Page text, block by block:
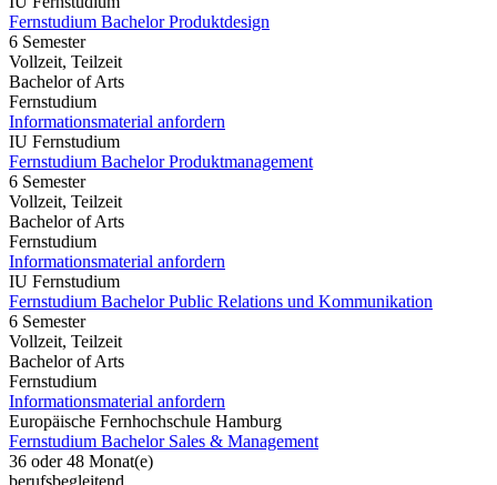
Fernstudium Bachelor Produktdesign
6 Semester
Vollzeit, Teilzeit
Bachelor of Arts
Fernstudium
Informationsmaterial anfordern
IU Fernstudium
Fernstudium Bachelor Produktmanagement
6 Semester
Vollzeit, Teilzeit
Bachelor of Arts
Fernstudium
Informationsmaterial anfordern
IU Fernstudium
Fernstudium Bachelor Public Relations und Kommunikation
6 Semester
Vollzeit, Teilzeit
Bachelor of Arts
Fernstudium
Informationsmaterial anfordern
Europäische Fernhochschule Hamburg
Fernstudium Bachelor Sales & Management
36 oder 48 Monat(e)
berufsbegleitend